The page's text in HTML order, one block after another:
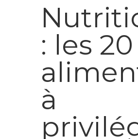
: les 20
à